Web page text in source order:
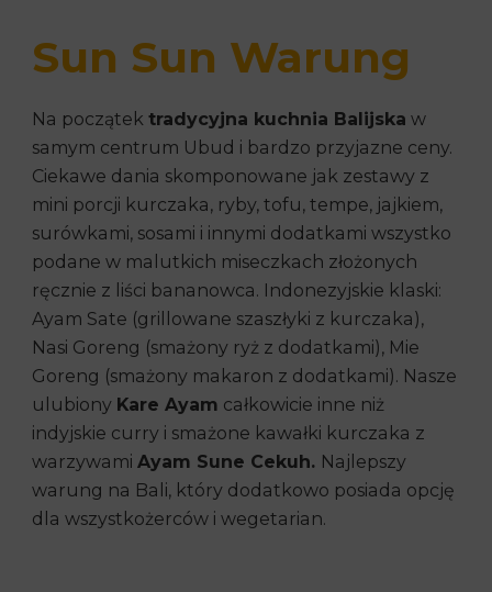
Sun Sun Warung
Na początek tradycyjna kuchnia Balijska w
samym centrum Ubud i bardzo przyjazne ceny.
Ciekawe dania skomponowane jak zestawy z
mini porcji kurczaka, ryby, tofu, tempe, jajkiem,
surówkami, sosami i innymi dodatkami wszystko
podane w malutkich miseczkach złożonych
ręcznie z liści bananowca. Indonezyjskie klaski:
Ayam Sate (grillowane szaszłyki z kurczaka),
Nasi Goreng (smażony ryż z dodatkami), Mie
Goreng (smażony makaron z dodatkami). Nasze
ulubiony Kare Ayam całkowicie inne niż
indyjskie curry i smażone kawałki kurczaka z
warzywami Ayam Sune Cekuh. Najlepszy
warung na Bali, który dodatkowo posiada opcję
dla wszystkożerców i wegetarian.